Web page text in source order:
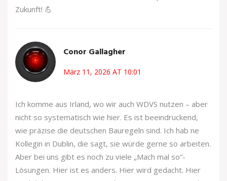
Zukunft! 💪
Conor Gallagher
März 11, 2026 AT 10:01
Ich komme aus Irland, wo wir auch WDVS nutzen – aber
nicht so systematisch wie hier. Es ist beeindruckend,
wie präzise die deutschen Bauregeln sind. Ich hab ne
Kollegin in Dublin, die sagt, sie würde gerne so arbeiten.
Aber bei uns gibt es noch zu viele „Mach mal so“-
Lösungen. Hier ist es anders. Hier wird gedacht. Hier